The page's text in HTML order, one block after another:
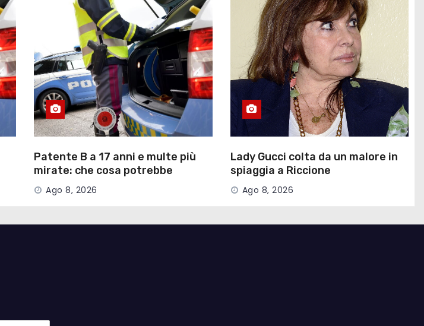
Patente B a 17 anni e multe più
mirate: che cosa potrebbe
cambiare nel nuovo Codice della
Strada
Ago 8, 2026
Lady Gucci colta da un malore in
spiaggia a Riccione
Ago 8, 2026